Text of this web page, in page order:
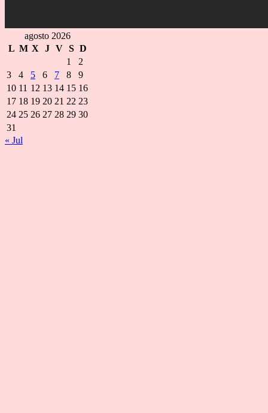
agosto 2026
L M X J V S D
1
2
3
4 5 6 7 8
9
10 11 12 13 14 15 16
17 18 19 20 21 22 23
24 25 26 27 28 29 30
31
« Jul